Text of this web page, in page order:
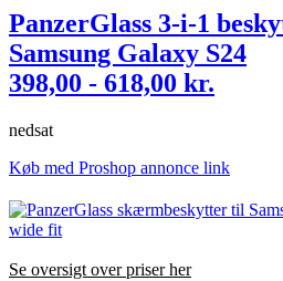
PanzerGlass 3-i-1
Samsung Galaxy S24
398,00 - 618,00 kr.
nedsat
Køb med Proshop annonce link
Se oversigt over priser her